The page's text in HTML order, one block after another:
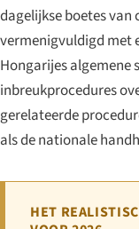
dagelijkse boetes van
vermenigvuldigd met
Hongarijes algemene
inbreukprocedures
gerelateerde
als de nationale
HET